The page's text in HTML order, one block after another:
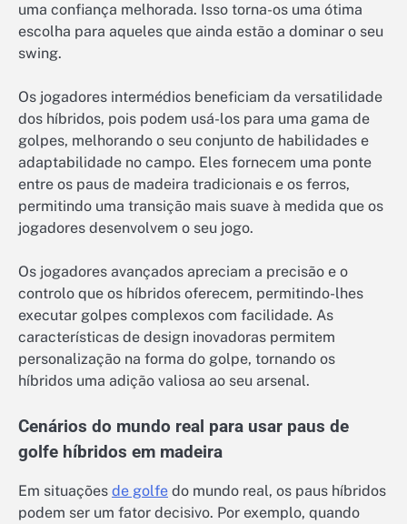
uma confiança melhorada. Isso torna-os uma ótima
escolha para aqueles que ainda estão a dominar o seu
swing.
Os jogadores intermédios beneficiam da versatilidade
dos híbridos, pois podem usá-los para uma gama de
golpes, melhorando o seu conjunto de habilidades e
adaptabilidade no campo. Eles fornecem uma ponte
entre os paus de madeira tradicionais e os ferros,
permitindo uma transição mais suave à medida que os
jogadores desenvolvem o seu jogo.
Os jogadores avançados apreciam a precisão e o
controlo que os híbridos oferecem, permitindo-lhes
executar golpes complexos com facilidade. As
características de design inovadoras permitem
personalização na forma do golpe, tornando os
híbridos uma adição valiosa ao seu arsenal.
Cenários do mundo real para usar paus de
golfe híbridos em madeira
Em situações de golfe do mundo real, os paus híbridos
podem ser um fator decisivo. Por exemplo, quando